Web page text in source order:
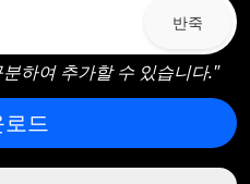
반죽
하여 추가할 수 있습니다."
드